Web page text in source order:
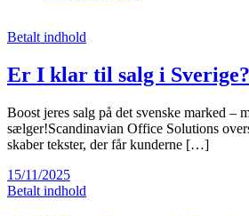
Betalt indhold
Er I klar til salg i Sverige?
Boost jeres salg på det svenske marked –
sælger!Scandinavian Office Solutions
skaber tekster, der får kunderne […]
15/11/2025
Betalt indhold